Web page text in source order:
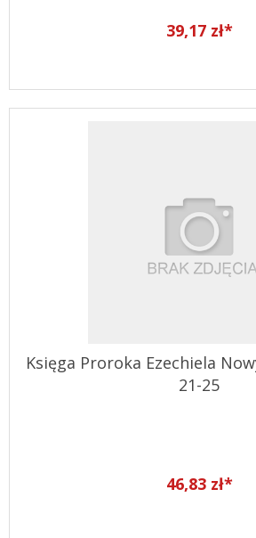
39,17 zł*
Księga Proroka Ezechiela
21-25
46,83 zł*